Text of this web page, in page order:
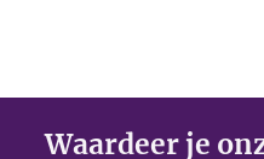
Waardeer je